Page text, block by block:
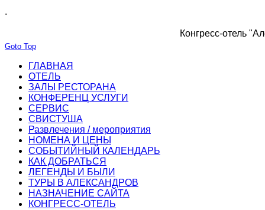
.
Конгресс-отель
Goto Top
ГЛАВНАЯ
ОТЕЛЬ
ЗАЛЫ РЕСТОРАНА
КОНФЕРЕНЦ УСЛУГИ
СЕРВИС
СВИСТУША
Развлечения / мероприятия
НОМЕНА И ЦЕНЫ
СОБЫТИЙНЫЙ КАЛЕНДАРЬ
КАК ДОБРАТЬСЯ
ЛЕГЕНДЫ И БЫЛИ
ТУРЫ В АЛЕКСАНДРОВ
НАЗНАЧЕНИЕ САЙТА
КОНГРЕСС-ОТЕЛЬ